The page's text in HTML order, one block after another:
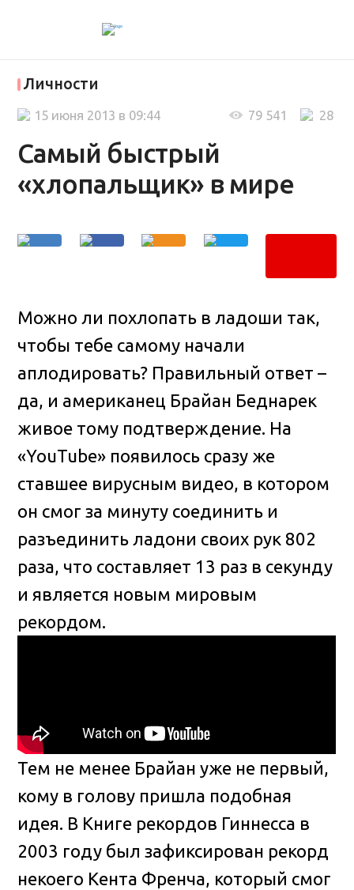
Личности
Самый быстрый
«хлопальщик» в мире
28
79 541
15 июня 2013 в 09:44
Можно ли похлопать в ладоши так,
чтобы тебе самому начали
аплодировать? Правильный ответ –
да, и американец Брайан Беднарек
живое тому подтверждение. На
«YouTube» появилось сразу же
ставшее вирусным видео, в котором
он смог за минуту соединить и
разъединить ладони своих рук 802
раза, что составляет 13 раз в секунду
и является новым мировым
рекордом.
Тем не менее Брайан уже не первый,
кому в голову пришла подобная
идея. В Книге рекордов Гиннесса в
2003 году был зафиксирован рекорд
некоего Кента Френча, который смог